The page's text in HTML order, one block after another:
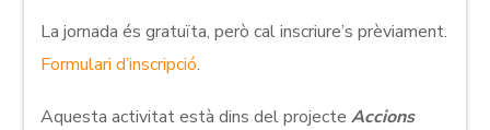
La jornada és gratuïta, però cal inscriure’s prèviament.
Formulari d’inscripció.
Aquesta activitat està dins del projecteAccions